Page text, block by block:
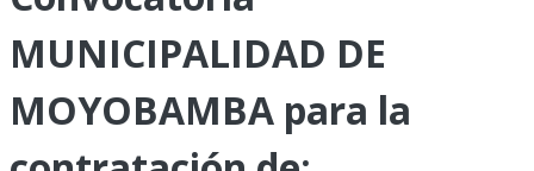
MUNICIPALIDAD DE
MOYOBAMBA para la